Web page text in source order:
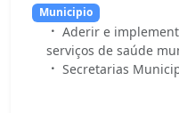
Municipio
Aderir e
serviços de saúde
Secretarias